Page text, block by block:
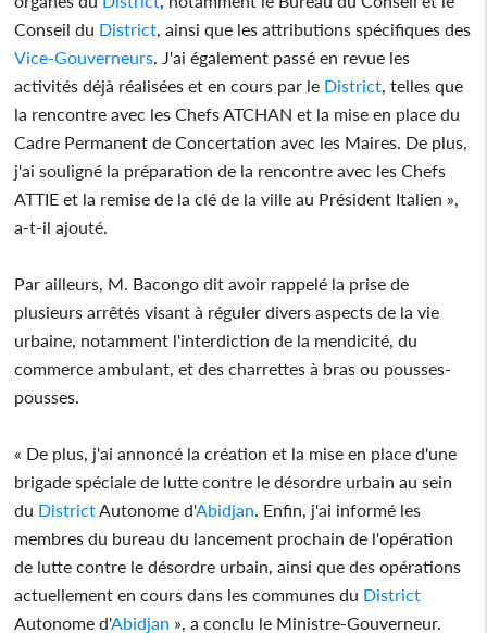
Conseil du District, ainsi que les attributions spécifiques des
Vice-Gouverneurs. J'ai également passé en revue les
activités déjà réalisées et en cours par le District, telles que
la rencontre avec les Chefs ATCHAN et la mise en place du
Cadre Permanent de Concertation avec les Maires. De plus,
j'ai souligné la préparation de la rencontre avec les Chefs
ATTIE et la remise de la clé de la ville au Président Italien »,
a-t-il ajouté.
Par ailleurs, M. Bacongo dit avoir rappelé la prise de
plusieurs arrêtés visant à réguler divers aspects de la vie
urbaine, notamment l'interdiction de la mendicité, du
commerce ambulant, et des charrettes à bras ou pousses-
pousses.
« De plus, j'ai annoncé la création et la mise en place d'une
brigade spéciale de lutte contre le désordre urbain au sein
du DistrictAutonome d'Abidjan. Enfin, j'ai informé les
membres du bureau du lancement prochain de l'opération
de lutte contre le désordre urbain, ainsi que des opérations
actuellement en cours dans les communes du District
Autonome d'Abidjan », a conclu le Ministre-Gouverneur.